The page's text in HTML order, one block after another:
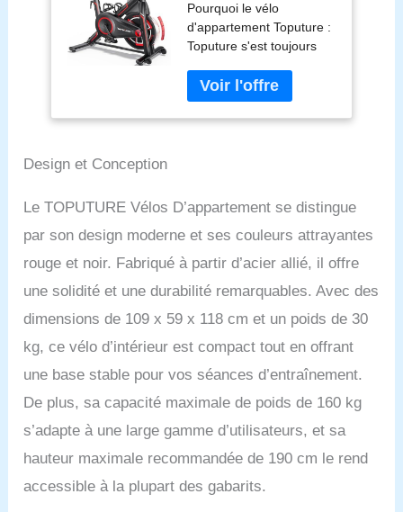
Connecté APP, Vélo
d'intérieur avec
silencieux, Vélo
d'Exercice
Résistance
Magnétique,
Absorption des
Pourquoi le vélo
d'appartement Toputure :
Toputure s'est toujours
concepts de fitness
tendance et a fabriqué
des équipements de
garantir la fourniture de
produits de qualité
supérieure et de
matériaux durables et
rendre votre chemin vers
la santé plus fiable et plus
sûr. Vélo d'appartement
d'intérieur 2025 : le vélo
d'appartement est
l'application Kinomap/Z-
Sport/Zwift pour suivre et
données d'entraînement
telles que la distance, les
tr/min, les calories
Design et Conception
Le TOPUTURE Vélos D’appartement se distingue
par son design moderne et ses couleurs attrayantes
rouge et noir. Fabriqué à partir d’acier allié, il offre
une solidité et une durabilité remarquables. Avec des
dimensions de 109 x 59 x 118 cm et un poids de 30
kg, ce vélo d’intérieur est compact tout en offrant
une base stable pour vos séances d’entraînement.
De plus, sa capacité maximale de poids de 160 kg
s’adapte à une large gamme d’utilisateurs, et sa
hauteur maximale recommandée de 190 cm le rend
accessible à la plupart des gabarits.